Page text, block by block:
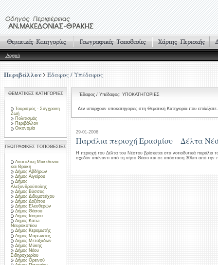
Αρχική
Περιβάλλον Έδαφος / Υπέδαφος
ΘΕΜΑΤΙΚΕΣ ΚΑΤΗΓΟΡΙΕΣ
Τουρισμός - Σύγχρονη
Ζωή
Πολιτισμός
Περιβάλλον
Οικονομία
ΓΕΩΓΡΑΦΙΚΕΣ ΤΟΠΟΘΕΣΙΕΣ
Ανατολική Μακεδονία
και Θράκη
Δήμος Αβδήρων
Δήμος Αιγείρου
Δήμος
Αλεξανδρούπολης
Δήμος Βύσσας
Δήμος Διδυμοτείχου
Δήμος Δοξάτου
Δήμος Ελευθερών
Δήμος Θάσου
Δήμος Ιάσμου
Δήμος Κάτω
Νευροκοπίου
Δήμος Κεραμωτής
Δήμος Μαρωνείας
Δήμος Μεταξάδων
Δήμος Μύκης
Δήμος Νέου
Σιδηροχωρίου
Δήμος Ορεινού
Έδαφος / Υπέδαφος: ΥΠΟΚΑΤΗΓΟΡΙΕΣ
Δεν υπάρχουν υποκατηγορίες στη Θεματική Κατηγορία που επιλέξατε.
29-01-2006
Παράλια περιοχή Ερασμίου – Δέλτα
Η περιοχή του Δέλτα του Νέστου βρίσκεται στα νοτιοδυτικά παράλια
σχεδόν απέναντι από τη νήσο Θάσο και σε απόσταση 30km από την